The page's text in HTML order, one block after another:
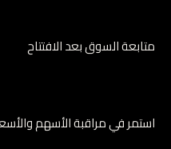
متابعة السوق بعد الافتتاح
استمر في مراقبة الأسهم